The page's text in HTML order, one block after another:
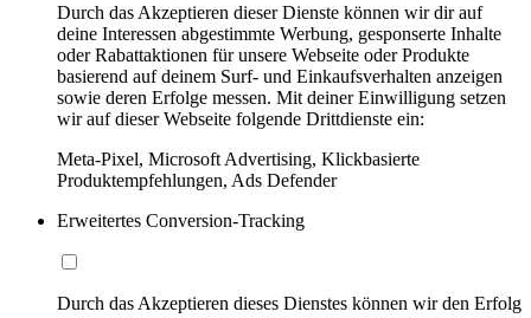
Durch das Akzeptieren dieser Dienste können wir dir auf
deine Interessen abgestimmte Werbung, gesponserte Inhalte
oder Rabattaktionen für unsere Webseite oder Produkte
basierend auf deinem Surf- und Einkaufsverhalten anzeigen
sowie deren Erfolge messen. Mit deiner Einwilligung setzen
wir auf dieser Webseite folgende Drittdienste ein:
Meta-Pixel, Microsoft Advertising, Klickbasierte
Produktempfehlungen, Ads Defender
Erweitertes Conversion-Tracking
Durch das Akzeptieren dieses Dienstes können wir den Erfolg